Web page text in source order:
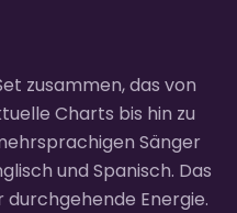
zusammen, das von
Charts bis hin zu
Sänger
und Spanisch. Das
durchgehende Energie.